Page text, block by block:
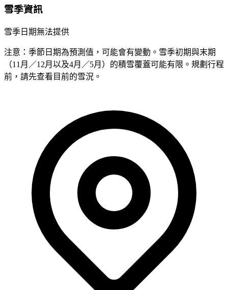
雪季資訊
雪季日期無法提供
注意：季節日期為預測值，可能會有變動。雪季初期與末期
（11月／12月以及4月／5月）的積雪覆蓋可能有限。規劃行程
前，請先查看目前的雪況。